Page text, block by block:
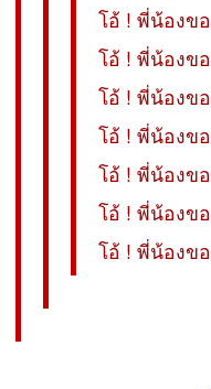
โอ้ ! พี่น้องข
โอ้ ! พี่น้องข
โอ้ ! พี่น้องข
โอ้ ! พี่น้องข
โอ้ ! พี่น้องข
โอ้ ! พี่น้องข
โอ้ ! พี่น้องข